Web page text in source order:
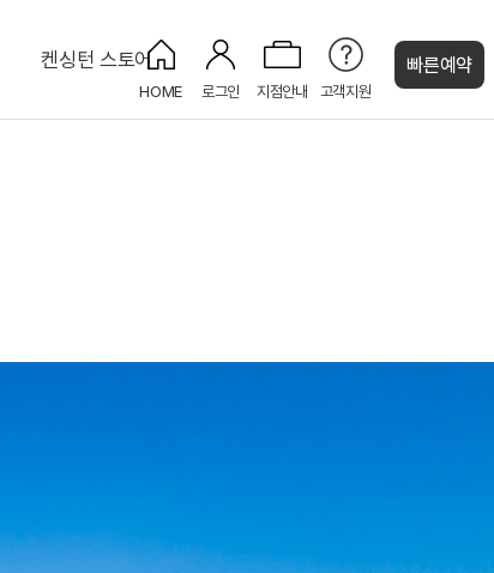
켄싱턴 캐시
켄싱턴 스토어
HOME 로그인 지점안내 고객지원
빠른예약